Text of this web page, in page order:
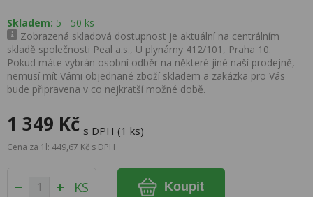
Skladem: 5 - 50 ks
Zobrazená skladová dostupnost je aktuální na centrálním
skladě společnosti Peal a.s., U plynárny 412/101, Praha 10.
Pokud máte vybrán osobní odběr na některé jiné naší prodejně,
nemusí mít Vámi objednané zboží skladem a zakázka pro Vás
bude připravena v co nejkratší možné době.
1 349 Kč s DPH (1 ks)
Cena za 1l: 449,67 Kč s DPH
KS Koupit